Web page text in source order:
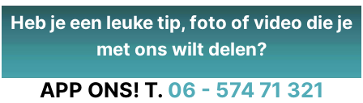
Heb je een leuke tip, foto of video die je
met ons wilt delen?
APP ONS! T. 06 - 574 71 321